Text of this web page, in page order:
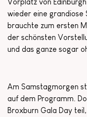
Vorplatz von
wieder eine grandiose
brauchte zum ersten
der schönsten
und das ganze sogar
Am Samstagmorgen
auf dem Programm.
Broxburn Gala Day